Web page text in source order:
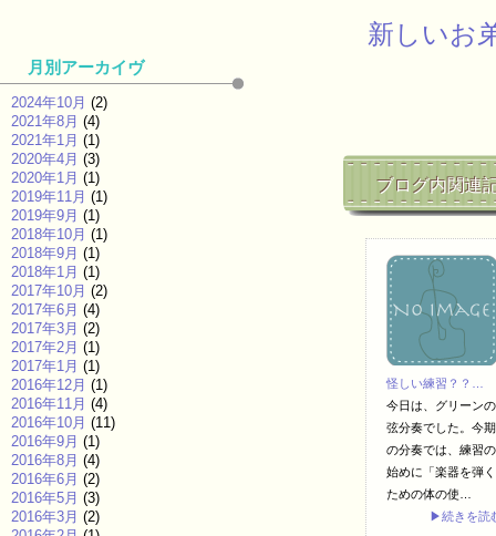
新しいお
ブログ内関連
怪しい練習？？…
今日は、グリーンの
弦分奏でした。今期
の分奏では、練習の
始めに「楽器を弾く
ための体の使…
▶続きを読
月別アーカイヴ
2024年10月 (2)
2021年8月 (4)
2021年1月 (1)
2020年4月 (3)
2020年1月 (1)
2019年11月 (1)
2019年9月 (1)
2018年10月 (1)
2018年9月 (1)
2018年1月 (1)
2017年10月 (2)
2017年6月 (4)
2017年3月 (2)
2017年2月 (1)
2017年1月 (1)
2016年12月 (1)
2016年11月 (4)
2016年10月 (11)
2016年9月 (1)
2016年8月 (4)
2016年6月 (2)
2016年5月 (3)
2016年3月 (2)